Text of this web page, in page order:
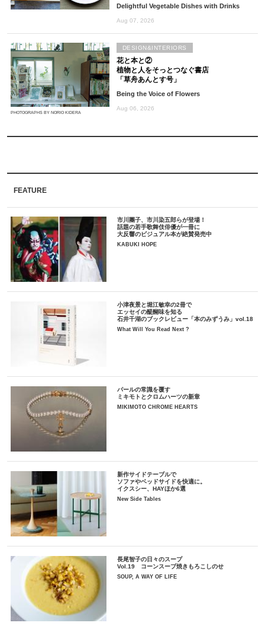
Delightful Vegetable Dishes with Drinks
Aug 07, 2026
PHOTOGRAPHS BY NORIO KIDERA
花と本と②
植物と人をそっとつなぐ書店
「草舟あんとす号」
Being the Voice of Flowers
Aug 06, 2026
DESIGN&INTERIORS
FEATURE
市川團子、市川染五郎らが登場！
話題の若手歌舞伎俳優が一冊に
大反響のビジュアル本が絶賛発売中
KABUKI HOPE
小津夜景と堀江敏幸の2冊で
エッセイの醍醐味を知る
石井千湖のブックレビュー「本のみずうみ」vol.18
What Will You Read Next ?
パールの常識を覆す
ミキモトとクロムハーツの新章
MIKIMOTO CHROME HEARTS
新作サイドテーブルで
ソファやベッドサイドを快適に。
イクスシー、HAYほか6選
New Side Tables
長尾智子の日々のスープ
Vol.19 コーンスープ焼きもろこしのせ
SOUP, A WAY OF LIFE